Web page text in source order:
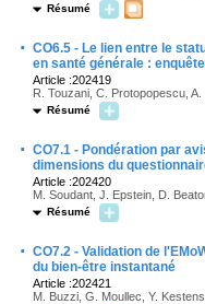
Résumé
· CO6.5 - Le lien entre le
en santé générale :
Article :202419
R. Touzani, C. Protopopescu,
Résumé
· CO7.1 - Pondération par
dimensions du
Article :202420
M. Soudant, J. Epstein, D.
Résumé
· CO7.2 - Validation de
du bien-être instantané
Article :202421
M. Buzzi, G. Moullec, Y.